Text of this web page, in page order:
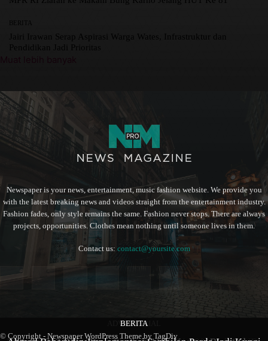
ADVERTORIAL
BERITA
BERITA
BERITA
Jairi Irawan Serap Aspirasi Warga Wates, Infrastruktur dan
Pendidikan Jadi Prioritas
Newspaper is your news, entertainment, music fashion website. We provide you
with the latest breaking news and videos straight from the entertainment industry.
Fashion fades, only style remains the same. Fashion never stops. There are always
projects, opportunities. Clothes mean nothing until someone lives in them.
Contact us: contact@yoursite.com
© Copyright - Newspaper WordPress Theme by TagDiv